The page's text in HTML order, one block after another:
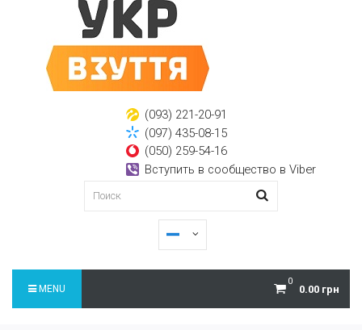
(093) 221-20-91
(097) 435-08-15
(050) 259-54-16
Вступить в сообщество в Viber
0
0.00 грн
MENU